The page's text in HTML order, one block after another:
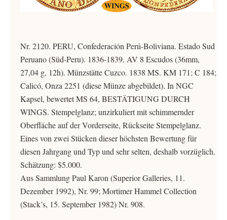
Nr. 2120. PERU, Confederación Perú-Boliviana. Estado Sud
Peruano (Süd-Peru). 1836-1839. AV 8 Escudos (36mm,
27,04 g, 12h). Münzstätte Cuzco. 1838 MS. KM 171; C 184;
Calicó, Onza 2251 (diese Münze abgebildet). In NGC
Kapsel, bewertet MS 64, BESTÄTIGUNG DURCH
WINGS. Stempelglanz; unzirkuliert mit schimmernder
Oberfläche auf der Vorderseite, Rückseite Stempelglanz.
Eines von zwei Stücken dieser höchsten Bewertung für
diesen Jahrgang und Typ und sehr selten, deshalb vorzüglich.
Schätzung: $5.000.
Aus Sammlung Paul Karon (Superior Galleries, 11.
Dezember 1992), Nr. 99; Mortimer Hammel Collection
(Stack’s, 15. September 1982) Nr. 908.